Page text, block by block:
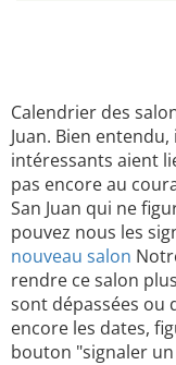
Calendrier des
Juan. Bien
intéressants aient
pas encore au
San Juan qui ne
pouvez nous les
nouveau salon
rendre ce salon
sont dépassées ou
encore les dates,
bouton "signaler